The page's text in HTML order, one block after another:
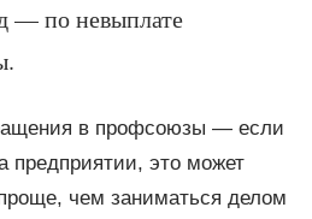
— по невыплате
в профсоюзы — если
предприятии, это может
чем заниматься делом